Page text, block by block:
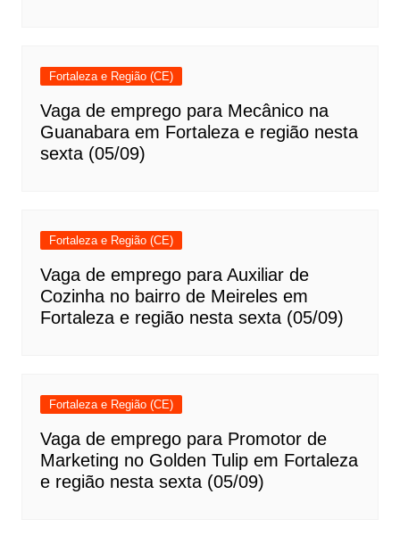
Fortaleza e Região (CE)
Vaga de emprego para Mecânico na
Guanabara em Fortaleza e região nesta
sexta (05/09)
Fortaleza e Região (CE)
Vaga de emprego para Auxiliar de
Cozinha no bairro de Meireles em
Fortaleza e região nesta sexta (05/09)
Fortaleza e Região (CE)
Vaga de emprego para Promotor de
Marketing no Golden Tulip em Fortaleza
e região nesta sexta (05/09)